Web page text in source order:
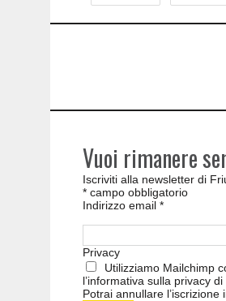
Vuoi rimanere
Iscriviti alla newsletter di
* campo obbligatorio
Indirizzo email *
Privacy
Utilizziamo Mailchimp
l’informativa sulla privacy
Potrai annullare